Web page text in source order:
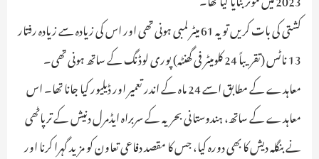
کشتی کی بات کریں تو یہ 61 میٹر لمبی ہونی تھی اور اس کی زیادہ سے زیادہ رفتار
13 ناٹس (تقریباً 24 کلومیٹر فی گھنٹہ) پوری لوڈنگ کے ساتھ ہونی تھی۔
معاہدے کے مطابق اسے 24 ماہ کے اندر تعمیر اور ڈیلیور کیا جانا تھا۔ اس
معاہدے کے ساتھ، ہندوستانی بحریہ کے سربراہ ایڈمرل دنیش کے ترپاٹھی
نے بنگلہ دیش کا بھی دورہ کیا، جس کا مقصد دفاعی تعاون کو مزید گہرا کرنا اور